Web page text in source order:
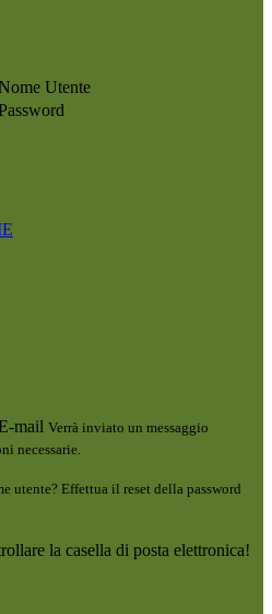
Utente
mail Verrà inviato un messaggio
necessarie.
utente? Effettua il reset della password
la casella di posta elettronica!